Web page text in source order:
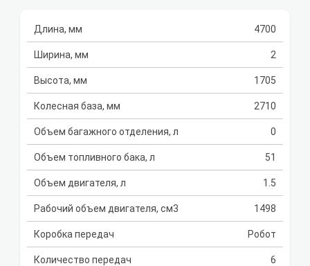
Длина, мм 4700
Ширина, мм 2
Высота, мм 1705
Колесная база, мм 2710
Объем багажного отделения, л 0
Объем топливного бака, л 51
Объем двигателя, л 1.5
Рабочий объем двигателя, см3 1498
Коробка передач Робот
Количество передач 6